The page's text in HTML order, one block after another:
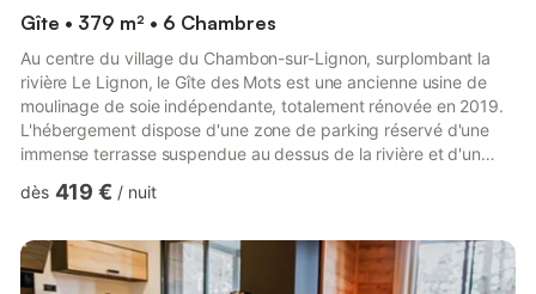
Gîte • 379 m² • 6 Chambres
Au centre du village du Chambon-sur-Lignon, surplombant la
rivière Le Lignon, le Gîte des Mots est une ancienne usine de
moulinage de soie indépendante, totalement rénovée en 2019.
L'hébergement dispose d'une zone de parking réservé d'une
immense terrasse suspendue au dessus de la rivière et d'un
élégance ont guidé les choix d'aménagement de ce gîte
à farine ainsi qu'un toit solaire sur la propriété contribuent à la
production d’énergies renouvelables.Sur place : tout co...
dès 419 € / nuit